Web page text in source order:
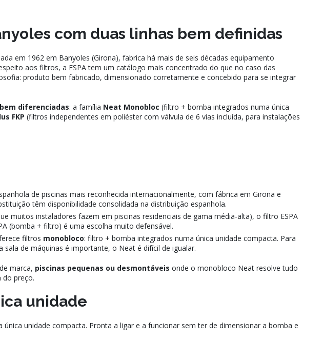
com duas linhas bem definidas
em 1962 em Banyoles (Girona), fabrica há mais de seis décadas equipamento
aos filtros, a ESPA tem um catálogo mais concentrado do que no caso das
produto bem fabricado, dimensionado corretamente e concebido para se integrar
diferenciadas: a família Neat Monobloc (filtro + bomba integrados numa única
FKP (filtros independentes em poliéster com válvula de 6 vias incluída, para instalações
de piscinas mais reconhecida internacionalmente, com fábrica em Girona e
têm disponibilidade consolidada na distribuição espanhola.
muitos instaladores fazem em piscinas residenciais de gama média-alta), o filtro ESPA
(bomba + filtro) é uma escolha muito defensável.
filtros monobloco: filtro + bomba integrados numa única unidade compacta. Para
de máquinas é importante, o Neat é difícil de igualar.
marca, piscinas pequenas ou desmontáveis onde o monobloco Neat resolve tudo
do preço.
unidade
unidade compacta. Pronta a ligar e a funcionar sem ter de dimensionar a bomba e